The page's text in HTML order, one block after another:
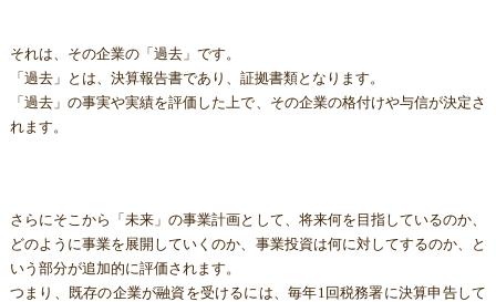
それは、その企業の「過去」です。
「過去」とは、決算報告書であり、証拠書類となります。
「過去」の事実や実績を評価した上で、その企業の格付けや与信が決定さ
れます。
さらにそこから「未来」の事業計画として、将来何を目指しているのか、
どのように事業を展開していくのか、事業投資は何に対してするのか、と
いう部分が追加的に評価されます。
つまり、既存の企業が融資を受けるには、毎年1回税務署に決算申告して